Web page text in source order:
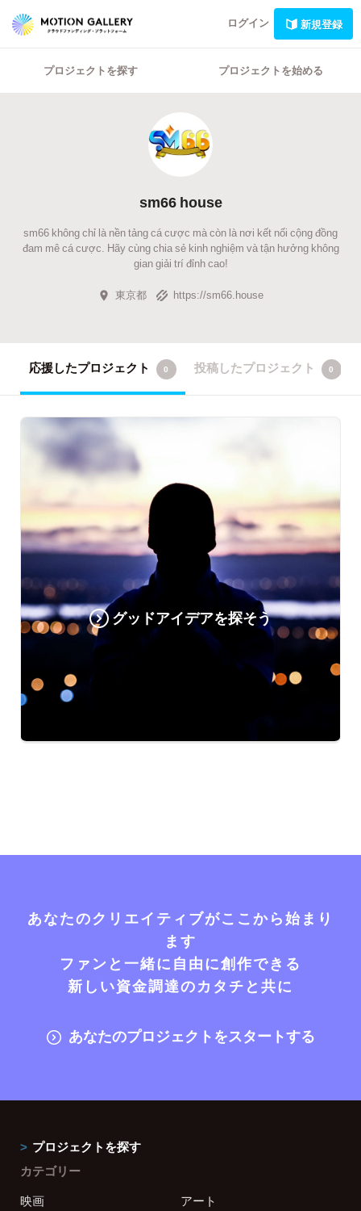
ログイン 新規登録
プロジェクトを探す プロジェクトを始める
sm66 house
sm66 không chỉ là nền tảng cá cược mà còn là nơi kết nối cộng đồng
đam mê cá cược. Hãy cùng chia sẻ kinh nghiệm và tận hưởng không
gian giải trí đỉnh cao!
東京都 https://sm66.house
応援したプロジェクト 0 投稿したプロジェクト 0
グッドアイデアを探そう
あなたのクリエイティブがここから始まり
ます
ファンと一緒に自由に創作できる
新しい資金調達のカタチと共に
あなたのプロジェクトをスタートする
プロジェクトを探す
カテゴリー
映画
アート